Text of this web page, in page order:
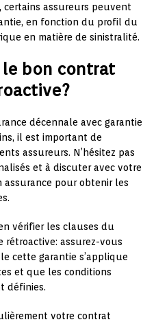
certains assureurs peuvent
en fonction du profil du
en matière de sinistralité.
bon contrat
décennale avec garantie
il est important de
assureurs. N’hésitez pas
et à discuter avec votre
pour obtenir les
vérifier les clauses du
rétroactive: assurez-vous
cette garantie s’applique
et que les conditions
définies.
votre contrat